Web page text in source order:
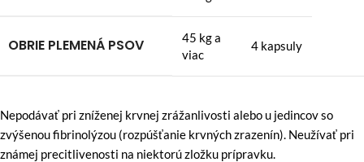
OBRIE PLEMENÁ PSOV
45 kg a
viac
4 kapsuly
Nepodávať pri zníženej krvnej zrážanlivosti alebo u jedincov so
zvýšenou fibrinolýzou (rozpúšťanie krvných zrazenín). Neužívať pri
známej precitlivenosti na niektorú zložku prípravku.